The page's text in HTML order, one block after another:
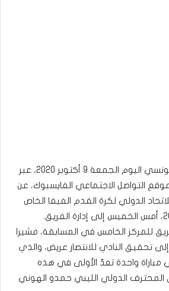
أعلن الترجي الرياضي التونسي اليوم الجمعة 9 أكتوبر 2020، عبر
التواصل الاجتماعي الفايسبوك، عن
الدولي لكرة القدم الفيفا الخاص
للمركز الخامس في المسابقة، مشيرا
تحقيق النادي للانتصار عريض، والذي
واحدة تعدّ الأولى في هذه
المحترف الدولي الليبي حمدو الهوني